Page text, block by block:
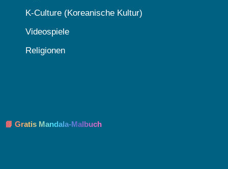
K-Culture (Koreanische Kultur)
Videospiele
Religionen
📘 Gratis Mandala-Malbuch